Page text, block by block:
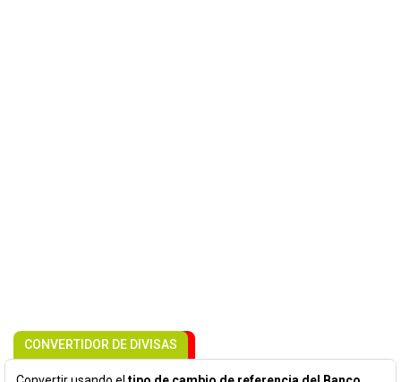
CONVERTIDOR DE DIVISAS